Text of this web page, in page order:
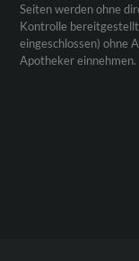
Seiten werden ohne
Kontrolle
eingeschlossen) ohne
Apotheker einnehmen.